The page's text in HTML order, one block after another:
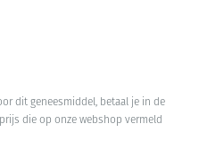
dit geneesmiddel, betaal je in de
die op onze webshop vermeld